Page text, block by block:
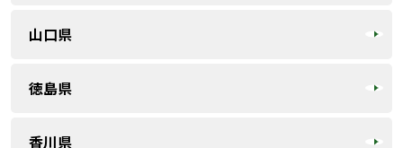
山口県
徳島県
香川県